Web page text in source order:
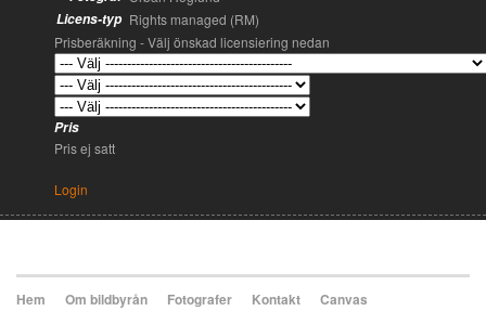
Licens-typ Rights managed (RM)
Prisberäkning - Välj önskad licensiering nedan
Pris
Pris ej satt
Login
Hem Om bildbyrån Fotografer Kontakt Canvas